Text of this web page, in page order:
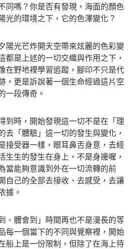
同嗎？你是否有發現，海面的顏色
光的環境之下，它的色澤變化？
陽光芒炸開天空帶來炫麗的色彩變
都是上述的一切交織與作用之下，
在野地裡學習追蹤，腳印不只是代
，更是訴說著一個生命經過這片空
一段傳奇。
到時，開始發現這一切不是在「理
去「體驗」這一切的發生與變化，
接受器一樣，眼耳鼻舌身意，去經
生生的發生在身上，不是身邊喔，
當能夠意識到外在一切流轉的前
自己的全部去接收、去感受，去讓
據。
、體會到」時間再也不是漫長的等
每一個當下的不同與覺察裡，開始
船上是一份限制，但除了在海上待